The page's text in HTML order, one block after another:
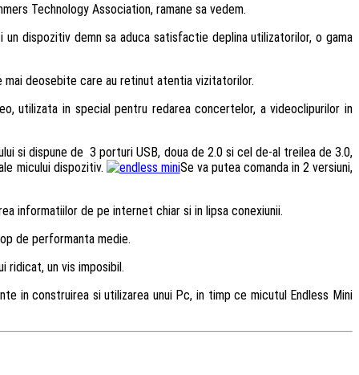
Technology Association, ramane sa vedem.
dispozitiv demn sa aduca satisfactie deplina utilizatorilor, o gama
mai deosebite care au retinut atentia vizitatorilor.
utilizata in special pentru redarea concertelor, a videoclipurilor in
si dispune de 3 porturi USB, doua de 2.0 si cel de-al treilea de 3.0,
micului dispozitiv.
Se va putea comanda in 2 versiuni,
informatiilor de pe internet chiar si in lipsa conexiunii.
de performanta medie.
ridicat, un vis imposibil.
in construirea si utilizarea unui Pc, in timp ce micutul Endless Mini